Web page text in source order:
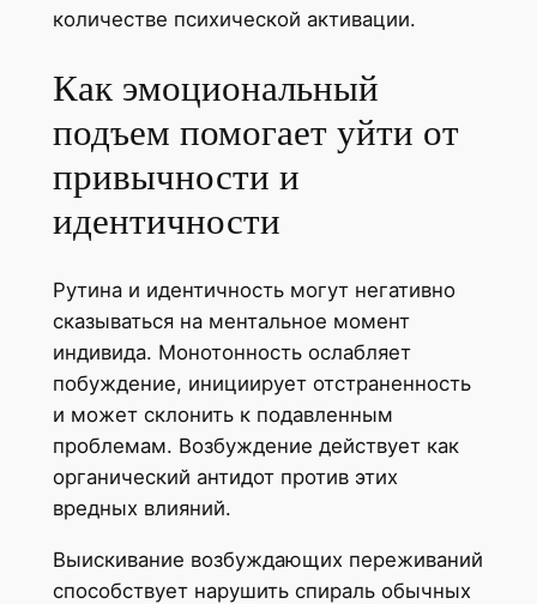
количестве психической активации.
Как эмоциональный
подъем помогает уйти от
привычности и
идентичности
Рутина и идентичность могут негативно
сказываться на ментальное момент
индивида. Монотонность ослабляет
побуждение, инициирует отстраненность
и может склонить к подавленным
проблемам. Возбуждение действует как
органический антидот против этих
вредных влияний.
Выискивание возбуждающих переживаний
способствует нарушить спираль обычных